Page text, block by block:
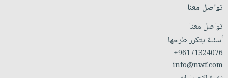
تواصل معنا
تواصل معنا
أسئلة يتكرر طرحها
+96171324076
info@nwf.com